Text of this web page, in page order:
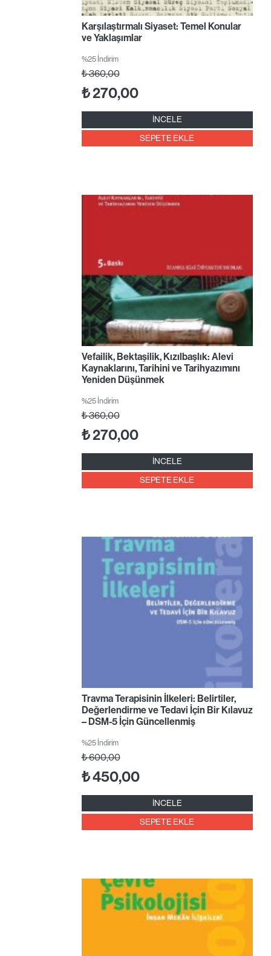
Karşılaştırmalı Siyaset: Temel Konular
ve Yaklaşımlar
%25 İndirim
₺360,00
₺270,00
İNCELE
SEPETE EKLE
Vefailik, Bektaşilik, Kızılbaşlık: Alevi
Kaynaklarını, Tarihini ve Tarihyazımını
Yeniden Düşünmek
%25 İndirim
₺360,00
₺270,00
İNCELE
SEPETE EKLE
Travma Terapisinin İlkeleri: Belirtiler,
Değerlendirme ve Tedavi İçin Bir Kılavuz
– DSM-5 İçin Güncellenmiş
%25 İndirim
₺600,00
₺450,00
İNCELE
SEPETE EKLE